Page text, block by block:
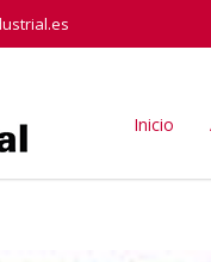
Inicio